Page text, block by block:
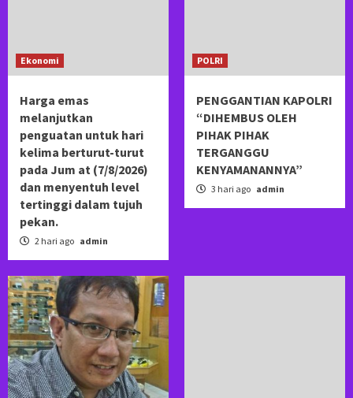
Ekonomi
Harga emas
melanjutkan
penguatan untuk hari
kelima berturut-turut
pada Jum at (7/8/2026)
dan menyentuh level
tertinggi dalam tujuh
pekan.
2 hari ago admin
POLRI
PENGGANTIAN KAPOLRI
“DIHEMBUS OLEH
PIHAK PIHAK
TERGANGGU
KENYAMANANNYA”
3 hari ago admin